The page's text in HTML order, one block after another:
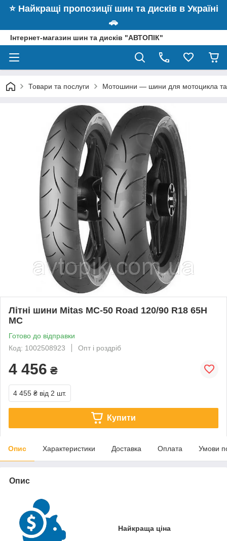
⭐️ Найкращі пропозиції шин та дисків в Україні
🚗
Інтернет-магазин шин та дисків "АВТОПІК"
Товари та послуги Мотошини — шини для мотоцикла та
Літні шини Mitas MC-50 Road 120/90 R18 65H
MC
Готово до відправки
Код: 1002508923
Опт і роздріб
4 456 ₴
4 455 ₴ від 2 шт.
Купити
Опис Характеристики Доставка Оплата Умови
Опис
Найкраща ціна